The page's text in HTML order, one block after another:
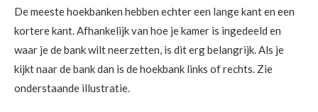
De meeste hoekbanken hebben echter een lange kant en een
kortere kant. Afhankelijk van hoe je kamer is ingedeeld en
waar je de bank wilt neerzetten, is dit erg belangrijk. Als je
kijkt naar de bank dan is de hoekbank links of rechts. Zie
onderstaande illustratie.